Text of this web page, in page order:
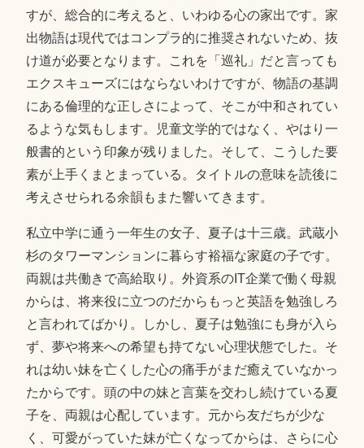
すが、総合的に考えると、いわゆる心の家出です。家
出物語は現代ではコンプラ的に推奨されないため、抜
け道が必要となります。これを「巡礼」だと言っても
エクスキューズにはならないわけですが、物語の基調
にある倫理的な正しさによって、そこが中和されてい
るような気もします。児童文学的ではなく、やはり一
般書的という印象が残りました。そして、こうした要
素が上手くまとまっている。タイトルの意味を読後に
考えさせられる余韻もまた響いてきます。
私立中学に通う一年生の女子、夏子は十三歳。武蔵小
杉のタワーマンションに暮らす裕福な家庭の子です。
両親は共働きで高給取り。外資系のIT企業で働く母親
からは、将来役に立つのだからもっと英語を勉強しろ
と言われてばかり。しかし、夏子は勉強にも身が入ら
ず、夢や将来への希望も持てない心理状態でした。そ
れは幼い妹を亡くした心の痛手がまだ癒えていなかっ
たからです。頭の中の妹と言葉を交わし続けている夏
子を、両親は心配しています。元から友だちが少な
く、可愛がっていた妹が亡くなってからは、さらに心